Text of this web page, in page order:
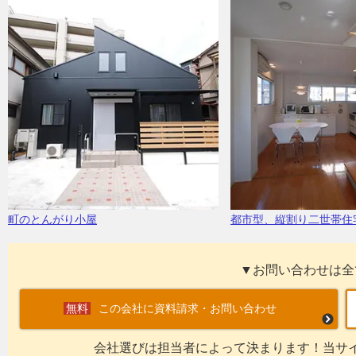
町のとんがり小屋 都市型、縦割り二世帯住
▼お問い合わせは
この会社に資料請求・お問い合わせ
会社選びは担当者によって決まります！当サ